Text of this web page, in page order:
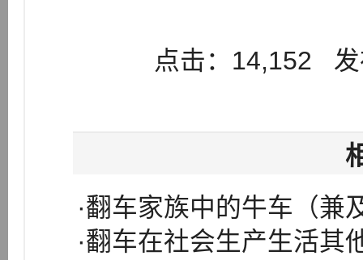
点击：14,152
·翻车家族中的牛车（兼
·翻车在社会生产生活其